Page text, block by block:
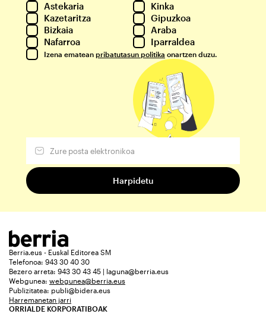
Astekaria
Kinka
Kazetaritza
Gipuzkoa
Bizkaia
Araba
Nafarroa
Iparraldea
Izena ematean pribatutasun politika onartzen duzu.
Berria.eus - Euskal Editorea SM
Telefonoa: 943 30 40 30
Bezero arreta: 943 30 43 45 | laguna@berria.eus
Webgunea: webgunea@berria.eus
Publizitatea: publi@bidera.eus
Harremanetan jarri
ORRIALDE KORPORATIBOAK